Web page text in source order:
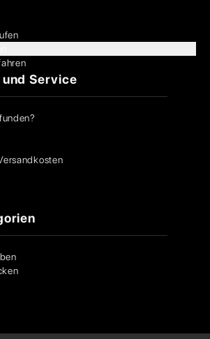
Service